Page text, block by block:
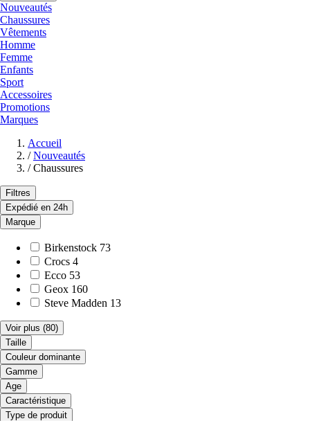
Nouveautés
Chaussures
Vêtements
Homme
Femme
Enfants
Sport
Accessoires
Promotions
Marques
Accueil
/ Nouveautés
/ Chaussures
Filtres
Expédié en 24h
Marque
Birkenstock 73
Crocs 4
Ecco 53
Geox 160
Steve Madden 13
Voir plus (80)
Taille
Couleur dominante
Gamme
Age
Caractéristique
Type de produit